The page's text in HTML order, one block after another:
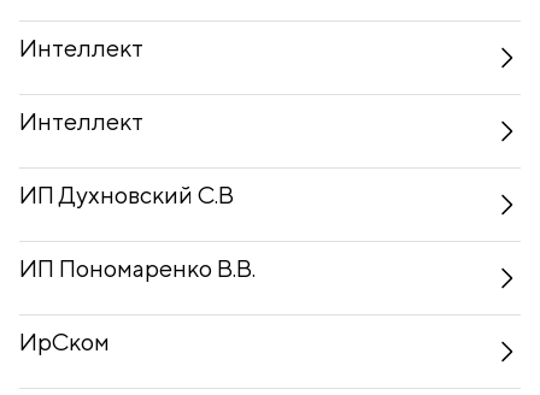
Интеллект
Интеллект
ИП Духновский С.В
ИП Пономаренко В.В.
ИрСком